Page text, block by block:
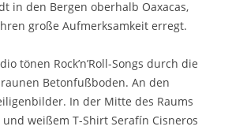
in den Bergen oberhalb Oaxacas,
große Aufmerksamkeit erregt.
tönen Rock’n’Roll-Songs durch die
Betonfußboden. An den
In der Mitte des Raums
weißem T-Shirt Serafín Cisneros